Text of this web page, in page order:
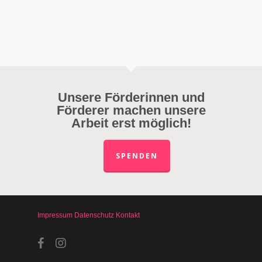
Unsere Förderinnen und
Förderer machen unsere
Arbeit erst möglich!
SPENDEN
Impressum Datenschutz Kontakt
facebookinstagram